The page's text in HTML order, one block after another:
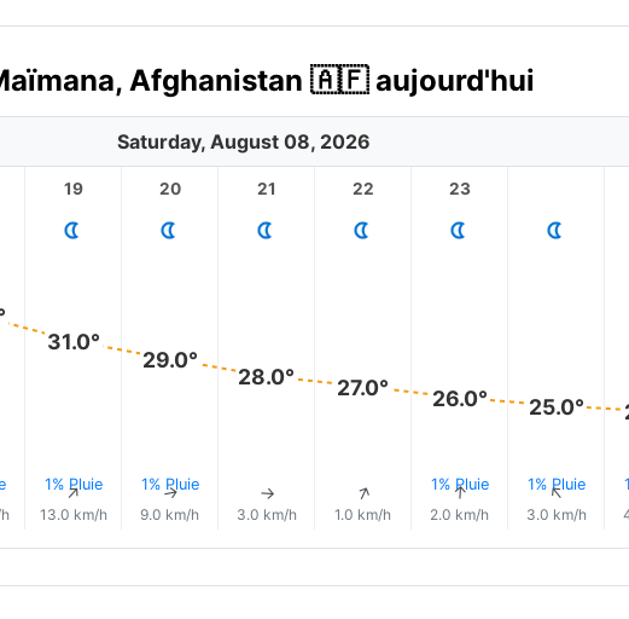
Afghanistan 🇦🇫 aujourd'hui
Saturday, August 08, 2026
19
31.0°
1% Pluie
↑
13.0 km/h
20
29.0°
1% Pluie
↑
9.0 km/h
21
28.0°
↑
3.0 km/h
22
27.0°
↑
1.0 km/h
23
26.0°
1% Pluie
↑
2.0 km/h
25.0°
1% Pluie
↑
3.0 km/h